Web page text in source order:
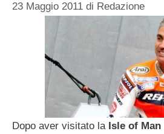
23 Maggio 2011 di Redazione
Dopo aver visitato laIsle of Man